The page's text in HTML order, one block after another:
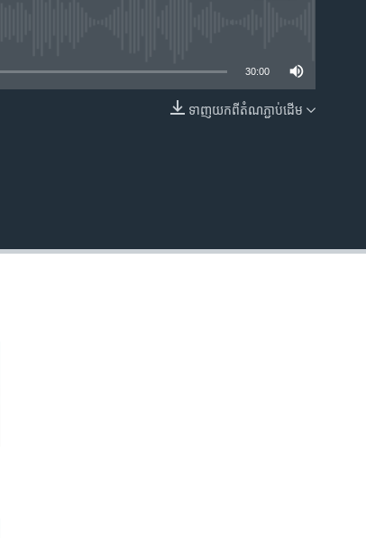
EMBED
30:00
ទាញ​យក​ពី​តំណភ្ជាប់​ដើម